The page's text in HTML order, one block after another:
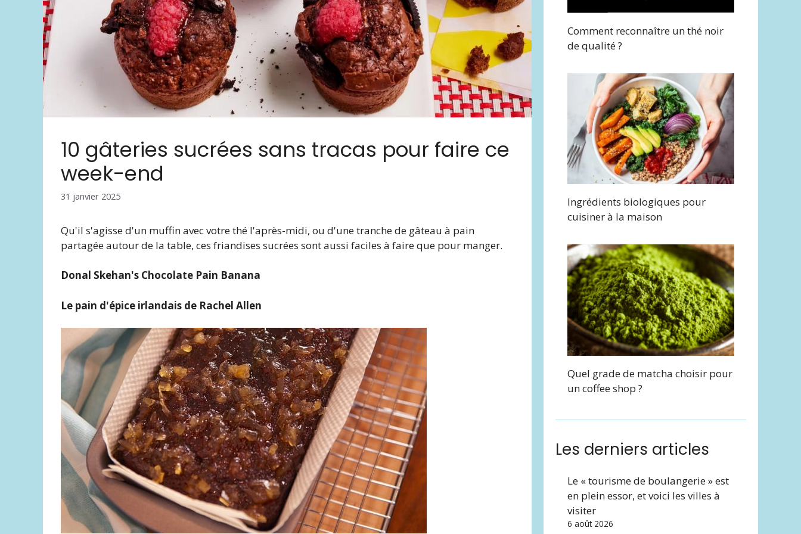
10 gâteries sucrées sans tracas pour faire ce
week-end
31 janvier 2025
Qu'il s'agisse d'un muffin avec votre thé l'après-midi, ou d'une tranche de gâteau à pain
partagée autour de la table, ces friandises sucrées sont aussi faciles à faire que pour manger.
Donal Skehan's Chocolate Pain Banana
Le pain d'épice irlandais de Rachel Allen
Comment reconnaître un thé noir
de qualité ?
Ingrédients biologiques pour
cuisiner à la maison
Quel grade de matcha choisir pour
un coffee shop ?
Les derniers articles
Le « tourisme de boulangerie » est
en plein essor, et voici les villes à
visiter
6 août 2026